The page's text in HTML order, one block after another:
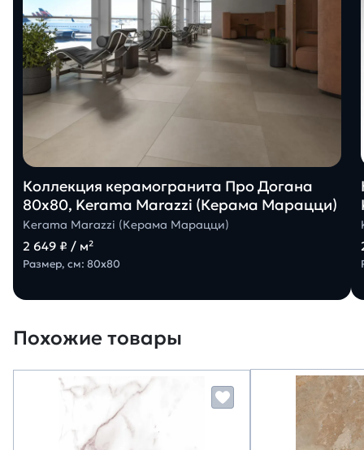
Коллекция керамогранита Про Догана
80х80, Kerama Marazzi (Керама Марацци)
Kerama Marazzi (Керама Марацци)
2 649 ₽ / м²
Размер, см: 80х80
Похожие товары